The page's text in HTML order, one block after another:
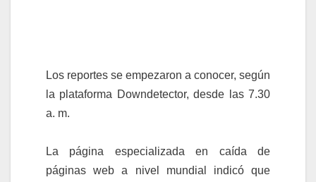
Los reportes se empezaron a conocer, según
la plataforma Downdetector, desde las 7.30
a. m.
La página especializada en caída de
páginas web a nivel mundial indicó que